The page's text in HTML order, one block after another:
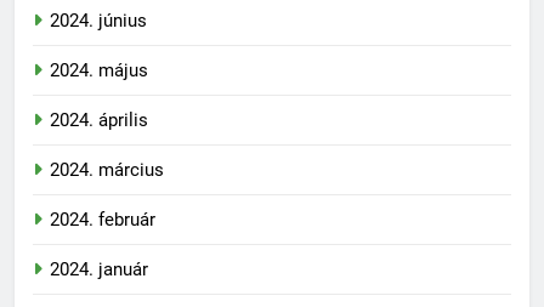
2024. június
2024. május
2024. április
2024. március
2024. február
2024. január